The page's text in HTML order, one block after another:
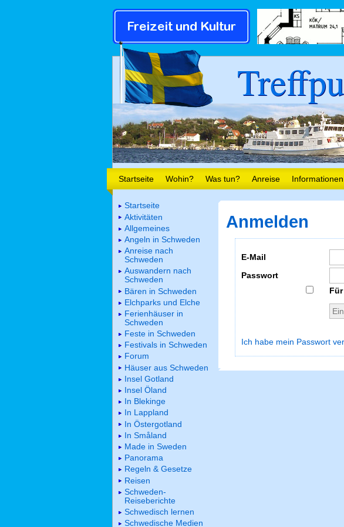
Startseite Wohin? Was tun? Anreise Informationen
Anmelden
E-Mail
Passwort
Ich habe mein Passwort
Startseite
Aktivitäten
Allgemeines
Angeln in Schweden
Anreise nach
Schweden
Auswandern nach
Schweden
Bären in Schweden
Elchparks und Elche
Ferienhäuser in
Schweden
Feste in Schweden
Festivals in Schweden
Forum
Häuser aus Schweden
Insel Gotland
Insel Öland
In Blekinge
In Lappland
In Östergotland
In Småland
Made in Sweden
Panorama
Regeln & Gesetze
Reisen
Schweden-
Reiseberichte
Schwedisch lernen
Schwedische Medien